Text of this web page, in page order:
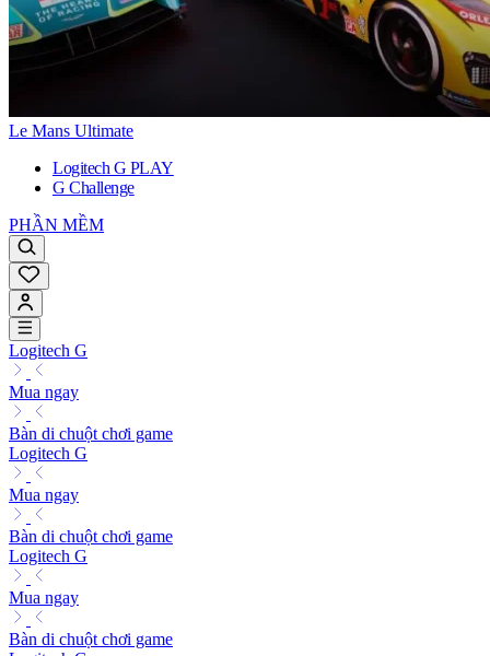
Le Mans Ultimate
Logitech G PLAY
G Challenge
PHẦN MỀM
Logitech G
Mua ngay
Bàn di chuột chơi game
Logitech G
Mua ngay
Bàn di chuột chơi game
Logitech G
Mua ngay
Bàn di chuột chơi game